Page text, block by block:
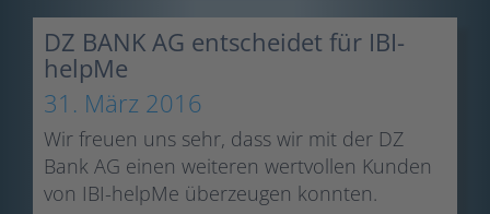
DZ BANK AG entscheidet für IBI-
helpMe
31. März 2016
Wir freuen uns sehr, dass wir mit der DZ
Bank AG einen weiteren wertvollen Kunden
von IBI-helpMe überzeugen konnten.